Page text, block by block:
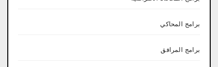
برامج المحاكي
برامج المرافق